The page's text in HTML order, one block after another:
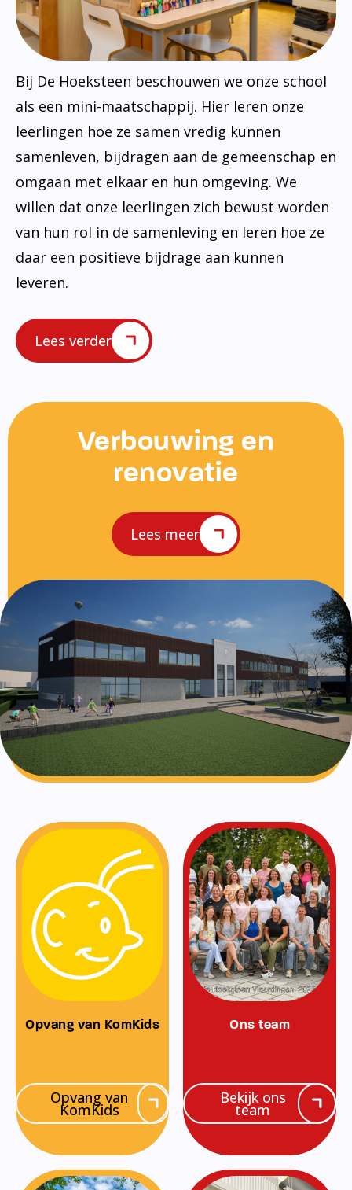
Bij De Hoeksteen beschouwen we onze school
als een mini-maatschappij. Hier leren onze
leerlingen hoe ze samen vredig kunnen
samenleven, bijdragen aan de gemeenschap en
omgaan met elkaar en hun omgeving. We
willen dat onze leerlingen zich bewust worden
van hun rol in de samenleving en leren hoe ze
daar een positieve bijdrage aan kunnen
leveren.
Lees verder
Verbouwing en
renovatie
Lees meer
Opvang van KomKids
Opvang van
KomKids
Ons team
Bekijk ons
team